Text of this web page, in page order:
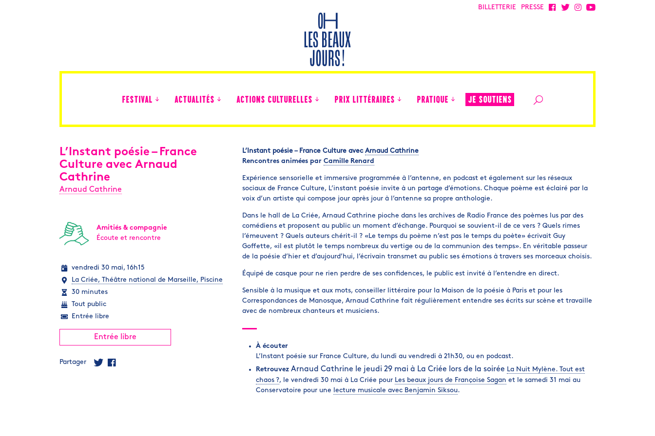
BILLETTERIE PRESSE
FESTIVAL ACTUALITÉS ACTIONS CULTURELLES
Des nouvelles des collégiens
PRIX LITTÉRAIRES PRATIQUE JE SOUTIENS
L’Instant poésie – France
Culture avec Arnaud
Cathrine
Arnaud Cathrine
Amitiés & compagnie
Écoute et rencontre
vendredi 30 mai, 16h15
La Criée, Théâtre national de Marseille, Piscine
30 minutes
Tout public
Entrée libre
Entrée libre
Partager
L’Instant poésie – France Culture avec Arnaud Cathrine
Rencontres animées par Camille Renard
Expérience sensorielle et immersive programmée à l’antenne, en podcast et également sur les réseaux
sociaux de France Culture, L’instant poésie invite à un partage d’émotions. Chaque poème est éclairé par la
voix d’un artiste qui compose jour après jour à l’antenne sa propre anthologie.
Dans le hall de La Criée, Arnaud Cathrine pioche dans les archives de Radio France des poèmes lus par des
comédiens et proposent au public un moment d’échange. Pourquoi se souvient-il de ce vers ? Quels rimes
l’émeuvent ? Quels auteurs chérit-il ? «Le temps du poème n’est pas le temps du poète» écrivait Guy
Goffette, «il est plutôt le temps nombreux du vertige ou de la communion des temps». En véritable passeur
de la poésie d’hier et d’aujourd’hui, l’écrivain transmet au public ses émotions à travers ses morceaux choisis.
Équipé de casque pour ne rien perdre de ses confidences, le public est invité à l’entendre en direct.
Sensible à la musique et aux mots, conseiller littéraire pour la Maison de la poésie à Paris et pour les
Correspondances de Manosque, Arnaud Cathrine fait régulièrement entendre ses écrits sur scène et travaille
avec de nombreux chanteurs et musiciens.
À écouter
L’Instant poésie sur France Culture, du lundi au vendredi à 21h30, ou en podcast.
RetrouvezArnaud Cathrine le jeudi 29 mai à La Criée lors de la soirée La Nuit Mylène. Tout est
chaos ?, le vendredi 30 mai à La Criée pour Les beaux jours de Françoise Sagan et le samedi 31 mai au
Conservatoire pour une lecture musicale avec Benjamin Siksou.